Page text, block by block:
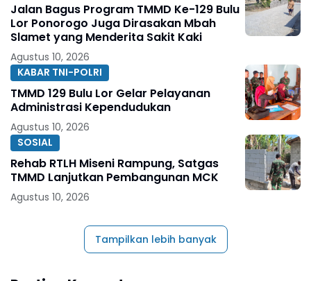
Jalan Bagus Program TMMD Ke-129 Bulu
Lor Ponorogo Juga Dirasakan Mbah
Slamet yang Menderita Sakit Kaki
Agustus 10, 2026
KABAR TNI-POLRI
TMMD 129 Bulu Lor Gelar Pelayanan
Administrasi Kependudukan
Agustus 10, 2026
SOSIAL
Rehab RTLH Miseni Rampung, Satgas
TMMD Lanjutkan Pembangunan MCK
Agustus 10, 2026
Tampilkan lebih banyak